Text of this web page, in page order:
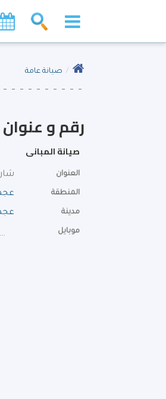
صيانة عامة
رقم و
صيانة المبانى
العنوان
المنطقة
مدينة
موبايل 0503654937